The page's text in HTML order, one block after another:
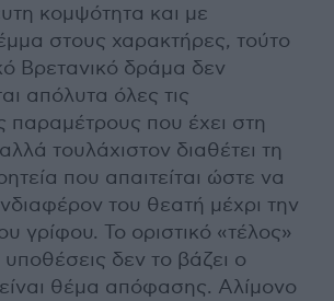
κομψότητα και με
στους χαρακτήρες, τούτο
Βρετανικό δράμα δεν
απόλυτα όλες τις
παραμέτρους που έχει στη
τουλάχιστον διαθέτει τη
που απαιτείται ώστε να
του θεατή μέχρι την
γρίφου. Το οριστικό «τέλος»
υποθέσεις δεν το βάζει ο
θέμα απόφασης. Αλίμονο